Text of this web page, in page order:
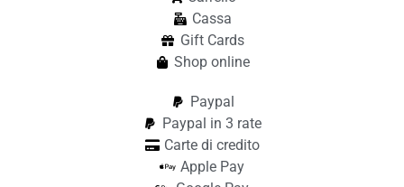
Cassa
Gift Cards
Shop online
Paypal
Paypal in 3 rate
Carte di credito
Apple Pay